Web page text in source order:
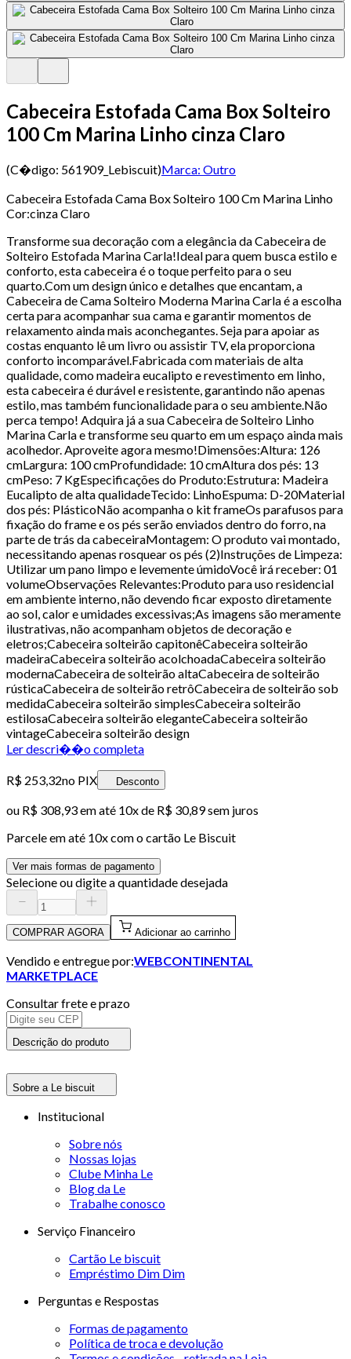
Cabeceira Estofada Cama Box Solteiro
100 Cm Marina Linho cinza Claro
(C�digo: 561909_Lebiscuit)Marca: Outro
Cabeceira Estofada Cama Box Solteiro 100 Cm Marina Linho
Cor:cinza Claro
Transforme sua decoração com a elegância da Cabeceira de
Solteiro Estofada Marina Carla!Ideal para quem busca estilo e
conforto, esta cabeceira é o toque perfeito para o seu
quarto.Com um design único e detalhes que encantam, a
Cabeceira de Cama Solteiro Moderna Marina Carla é a escolha
certa para acompanhar sua cama e garantir momentos de
relaxamento ainda mais aconchegantes. Seja para apoiar as
costas enquanto lê um livro ou assistir TV, ela proporciona
conforto incomparável.Fabricada com materiais de alta
qualidade, como madeira eucalipto e revestimento em linho,
esta cabeceira é durável e resistente, garantindo não apenas
estilo, mas também funcionalidade para o seu ambiente.Não
perca tempo! Adquira já a sua Cabeceira de Solteiro Linho
Marina Carla e transforme seu quarto em um espaço ainda mais
acolhedor. Aproveite agora mesmo!Dimensões:Altura: 126
cmLargura: 100 cmProfundidade: 10 cmAltura dos pés: 13
cmPeso: 7 KgEspecificações do Produto:Estrutura: Madeira
Eucalipto de alta qualidadeTecido: LinhoEspuma: D-20Material
dos pés: PlásticoNão acompanha o kit frameOs parafusos para
fixação do frame e os pés serão enviados dentro do forro, na
parte de trás da cabeceiraMontagem: O produto vai montado,
necessitando apenas rosquear os pés (2)Instruções de Limpeza:
Utilizar um pano limpo e levemente úmidoVocê irá receber: 01
volumeObservações Relevantes:Produto para uso residencial
em ambiente interno, não devendo ficar exposto diretamente
ao sol, calor e umidades excessivas;As imagens são meramente
ilustrativas, não acompanham objetos de decoração e
eletros;Cabeceira solteirão capitonêCabeceira solteirão
madeiraCabeceira solteirão acolchoadaCabeceira solteirão
modernaCabeceira de solteirão altaCabeceira de solteirão
rústicaCabeceira de solteirão retrôCabeceira de solteirão sob
medidaCabeceira solteirão simplesCabeceira solteirão
estilosaCabeceira solteirão eleganteCabeceira solteirão
vintageCabeceira solteirão design
Ler descri��o completa
R$ 253,32no PIX Desconto
ou R$ 308,93em até 10x de R$ 30,89 sem juros
Parcele em até 10x com o cartão Le Biscuit
Ver mais formas de pagamento
Selecione ou digite a quantidade desejada
COMPRAR AGORA Adicionar ao carrinho
Vendido e entregue por:WEBCONTINENTAL
MARKETPLACE
Consultar frete e prazo
Descrição do produto
Sobre a Le biscuit
Institucional
Sobre nós
Nossas lojas
Clube Minha Le
Blog da Le
Trabalhe conosco
Serviço Financeiro
Cartão Le biscuit
Empréstimo Dim Dim
Perguntas e Respostas
Formas de pagamento
Política de troca e devolução